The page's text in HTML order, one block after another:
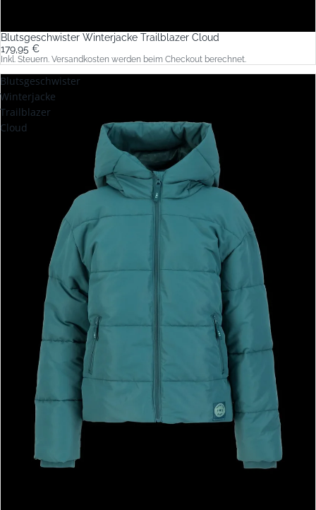
Blutsgeschwister Winterjacke Trailblazer Cloud
179,95 €
Inkl. Steuern. Versandkosten werden beim Checkout berechnet.
Blutsgeschwister
Winterjacke
Trailblazer
Cloud